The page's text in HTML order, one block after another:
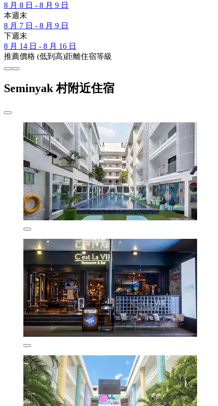
8 月 8 日 - 8 月 9 日
本週末
8 月 7 日 - 8 月 9 日
下週末
8 月 14 日 - 8 月 16 日
推薦價格 (低到高)距離住宿等級
Seminyak 村附近住宿